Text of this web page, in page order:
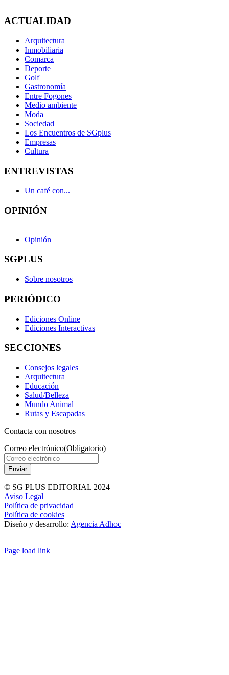
ACTUALIDAD
Arquitectura
Inmobiliaria
Comarca
Deporte
Golf
Gastronomía
Entre Fogones
Medio ambiente
Moda
Sociedad
Los Encuentros de SGplus
Empresas
Cultura
ENTREVISTAS
Un café con...
OPINIÓN
Opinión
SGPLUS
Sobre nosotros
PERIÓDICO
Ediciones Online
Ediciones Interactivas
SECCIONES
Consejos legales
Arquitectura
Educación
Salud/Belleza
Mundo Animal
Rutas y Escapadas
Contacta con nosotros
Correo electrónico(Obligatorio)
© SG PLUS EDITORIAL 2024
Aviso Legal
Política de privacidad
Política de cookies
Diseño y desarrollo: Agencia Adhoc
Page load link